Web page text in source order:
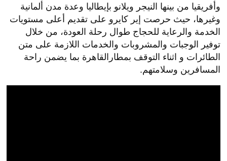
وأفريقيا من بينها النيجر ويلانو بإيطاليا وعدة مدن ألمانية
وغيرها، حيث حرصت إير كايرو على تقديم أعلى مستويات
الخدمة والرعاية للحجاج طوال رحلة العودة، من خلال
توفير الوجبات والمشروبات والخدمات اللازمة على متن
الطائرات و اثناء التوقف بمطارالقاهرة بما يضمن راحة
المسافرين وسلامتهم.